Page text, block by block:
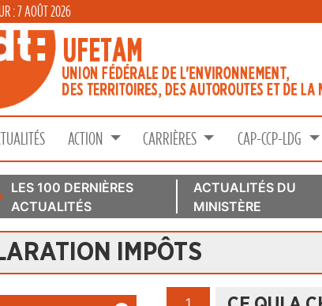
: 7 AOÛT 2026
ACTION CARRIÈRES CAP-CCP-LDG
LES 100 DERNIÈRES
ACTUALITÉS
ACTUALITÉS DU
MINISTÈRE
IMPÔTS
1